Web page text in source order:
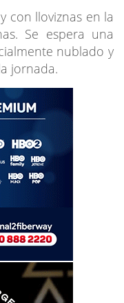
con lloviznas en la
Se espera una
nublado y
jornada.